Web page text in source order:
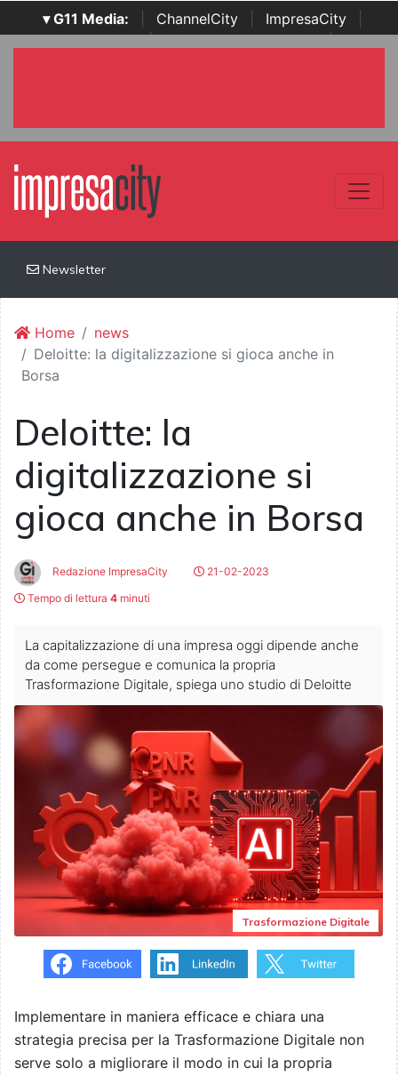
▾ G11 Media: ChannelCity ImpresaCity
SecurityOpenLab | Italian Channel Awards | Italian
Newsletter
Home
news
Deloitte: la digitalizzazione si gioca anche in
Borsa
Deloitte: la
digitalizzazione si
gioca anche in Borsa
Redazione ImpresaCity
21-02-2023
Tempo di lettura 4 minuti
La capitalizzazione di una impresa oggi dipende anche
da come persegue e comunica la propria
Trasformazione Digitale, spiega uno studio di Deloitte
Trasformazione Digitale
Implementare in maniera efficace e chiara una
strategia precisa per la Trasformazione Digitale non
serve solo a migliorare il modo in cui la propria